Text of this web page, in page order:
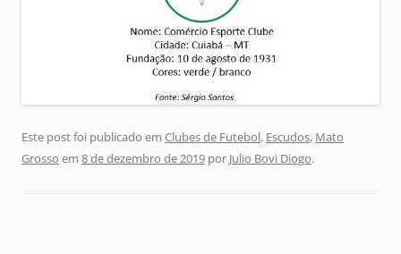
Este post foi publicado em Clubes de Futebol, Escudos, Mato
Grosso em 8 de dezembro de 2019 por Julio Bovi Diogo.